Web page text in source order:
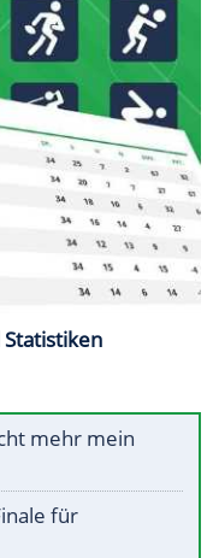
mehr mein
für